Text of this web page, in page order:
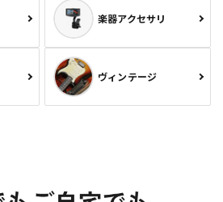
楽器アクセサリ
ヴィンテージ